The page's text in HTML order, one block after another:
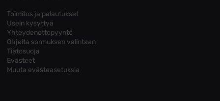
Toimitus ja palautukset
Usein kysyttyä
Yhteydenottopyyntö
Ohjeita sormuksen valintaan
Tietosuoja
Evästeet
Muuta evästeasetuksia